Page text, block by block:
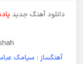
دانلود آهنگ جدید
آهنگساز : سیامک